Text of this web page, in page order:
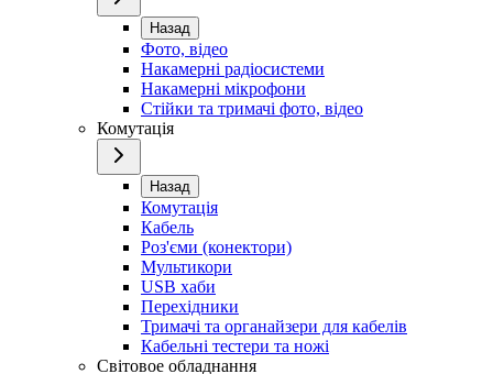
Назад
Фото, відео
Накамерні радіосистеми
Накамерні мікрофони
Стійки та тримачі фото, відео
Комутація
Назад
Комутація
Кабель
Роз'єми (конектори)
Мультикори
USB хаби
Перехідники
Тримачі та органайзери для кабелів
Кабельні тестери та ножі
Світовое обладнання